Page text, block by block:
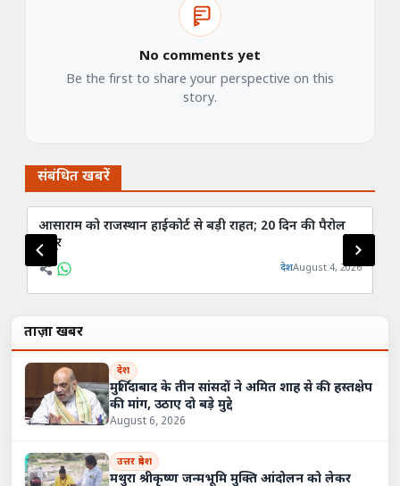
No comments yet
Be the first to share your perspective on this
story.
संबंधित खबरें
आसाराम को राजस्थान हाईकोर्ट से बड़ी राहत; 20 दिन की पैरोल
मंजूर
देशAugust 4, 2026
ताज़ा खबरें
देश
मुर्शिदाबाद के तीन सांसदों ने अमित शाह से की हस्तक्षेप
की मांग, उठाए दो बड़े मुद्दे
August 6, 2026
उत्तर प्रदेश
मथुरा श्रीकृष्ण जन्मभूमि मुक्ति आंदोलन को लेकर